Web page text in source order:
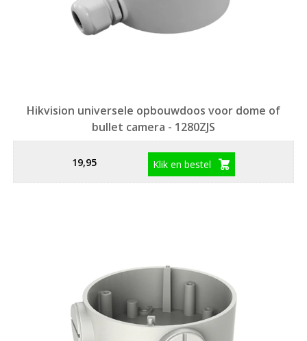
Hikvision universele opbouwdoos voor dome of
bullet camera - 1280ZJS
19,95 Klik en bestel